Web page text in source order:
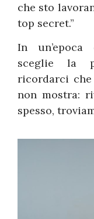
che sto
top secret.”
In un’epoca
sceglie la
ricordarci che
non mostra:
spesso,